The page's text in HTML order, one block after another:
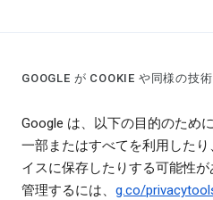
GOOGLE が COOKIE や同様の技
Google は、以下の目的のため
一部またはすべてを利用した
イスに保存したりする可能性
管理するには、 g.co/